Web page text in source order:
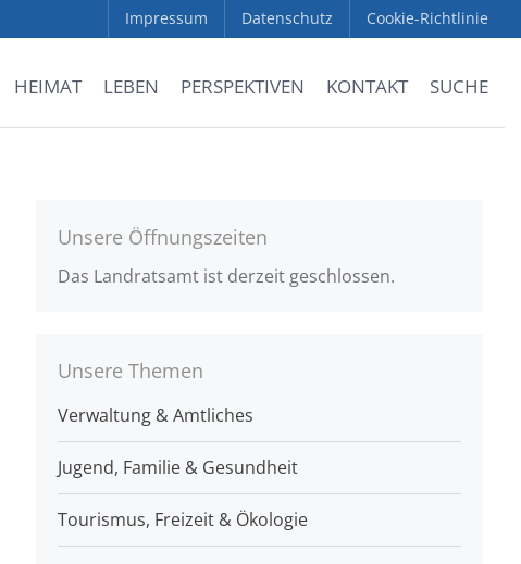
Impressum Datenschutz Cookie-Richtlinie
HEIMAT LEBEN PERSPEKTIVEN KONTAKT SUCHE
Unsere Öffnungszeiten
Das Landratsamt ist derzeit geschlossen.
Unsere Themen
Verwaltung & Amtliches
Jugend, Familie & Gesundheit
Tourismus, Freizeit & Ökologie